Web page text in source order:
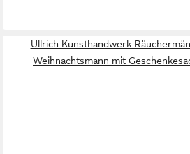
Ullrich Kunsthandwerk
Weihnachtsmann mit